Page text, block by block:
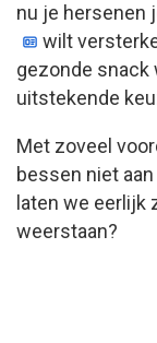
nu je hersenen
wilt
gezonde snack
uitstekende
Met zoveel
bessen niet
laten we eerlijk
weerstaan?